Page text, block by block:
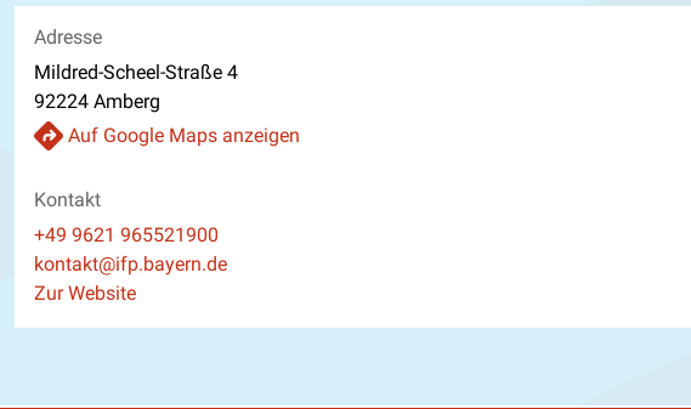
Adresse
Mildred-Scheel-Straße 4
92224 Amberg
Auf Google Maps anzeigen
Kontakt
Telefon
+49 9621 965521900
E-Mail
kontakt@ifp.bayern.de
Website
Zur Website